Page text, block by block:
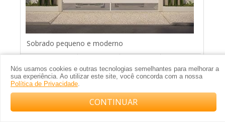
Nós usamos cookies e outras tecnologias semelhantes para melhorar a
sua experiência. Ao utilizar este site, você concorda com a nossa
Política de Privacidade.
CONTINUAR
Sobrado pequeno e moderno
6x25m 2 3 2
Compre com o arquiteto no WhatsApp